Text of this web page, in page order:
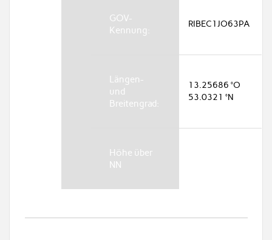
GOV-
Kennung:
RIBEC1JO63PA
Längen-
und
Breitengrad:
13.25686 °O
53.0321 °N
Höhe über
NN